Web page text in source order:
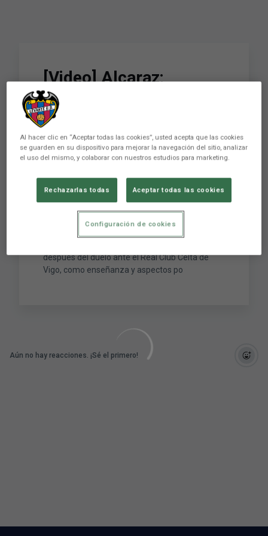
[Video] Alcaraz;
“Deberíamos haber
sumado un punto, pero
han sido muchas
adversidades”
hacemos o el carácter que ha mostrado el
después del duelo ante el Real Club Celta de
Vigo, como enseñanza y aspectos po
Aún no hay reacciones. ¡Sé el primero!
Al hacer clic en “Aceptar todas las cookies”, usted acepta que las cookies
se guarden en su dispositivo para mejorar la navegación del sitio, analizar
el uso del mismo, y colaborar con nuestros estudios para marketing.
Rechazarlas todas Aceptar todas las cookies
Configuración de cookies